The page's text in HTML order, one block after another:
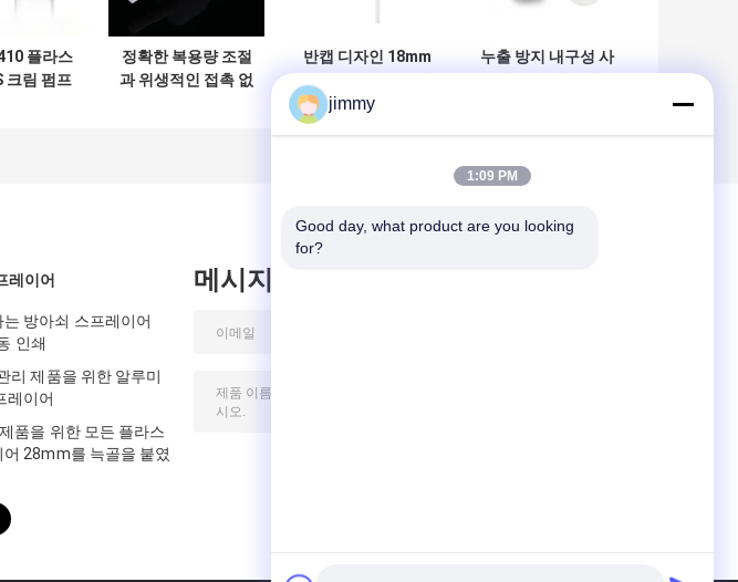
플라스
크림 펌프
정확한 복용량 조절
과 위생적인 접촉 없
반캡 디자인 18mm
스틱 크림 디스펜서
펌프 - 가정 및 살롱
누출 방지 내구성 사
레이어
방아쇠 스프레이어
인쇄
리 제품을 위한 알루미
레이어
품을 위한 모든 플라스
28mm를 늑골을 붙였
메시지를 남겨주세요
jimmy
1:09 PM
Good day, what product are you looking
for?